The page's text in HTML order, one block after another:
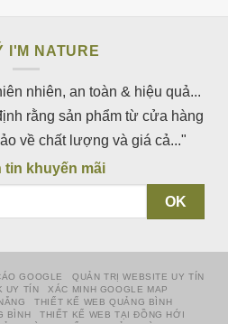
I'M NATURE
nhiên, an toàn & hiệu quả...
rằng sản phẩm từ cửa hàng
về chất lượng và giá cả..."
tin khuyến mãi
GOOGLE
QUẢN TRỊ WEBSITE UY TÍN
UY TÍN
XÁC MINH GOOGLE MAP
THIẾT KẾ WEB QUẢNG BÌNH
BÌNH
THIẾT KẾ WEB TẠI ĐỒNG HỚI